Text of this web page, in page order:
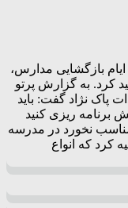
بازگشایی مدارس،
کرد. به گزارش پرتو
پاک نژاد گفت: باید
برنامه ریزی کنید
نخورد در مدرسه
که انواع